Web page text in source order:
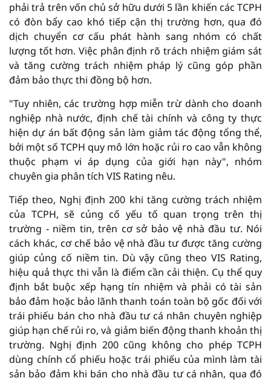
phải trả trên vốn chủ sở hữu dưới 5 lần khiến các TCPH
có đòn bẩy cao khó tiếp cận thị trường hơn, qua đó
dịch chuyển cơ cấu phát hành sang nhóm có chất
lượng tốt hơn. Việc phân định rõ trách nhiệm giám sát
và tăng cường trách nhiệm pháp lý cũng góp phần
đảm bảo thực thi đồng bộ hơn.
"Tuy nhiên, các trường hợp miễn trừ dành cho doanh
nghiệp nhà nước, định chế tài chính và công ty thực
hiện dự án bất động sản làm giảm tác động tổng thể,
bởi một số TCPH quy mô lớn hoặc rủi ro cao vẫn không
thuộc phạm vi áp dụng của giới hạn này", nhóm
chuyên gia phân tích VIS Rating nêu.
Tiếp theo, Nghị định 200 khi tăng cường trách nhiệm
của TCPH, sẽ củng cố yếu tố quan trọng trên thị
trường - niềm tin, trên cơ sở bảo vệ nhà đầu tư. Nói
cách khác, cơ chế bảo vệ nhà đầu tư được tăng cường
giúp củng cố niềm tin. Dù vậy cũng theo VIS Rating,
hiệu quả thực thi vẫn là điểm cần cải thiện. Cụ thể quy
định bắt buộc xếp hạng tín nhiệm và phải có tài sản
bảo đảm hoặc bảo lãnh thanh toán toàn bộ gốc đối với
trái phiếu bán cho nhà đầu tư cá nhân chuyên nghiệp
giúp hạn chế rủi ro, và giảm biến động thanh khoản thị
trường. Nghị định 200 cũng không cho phép TCPH
dùng chính cổ phiếu hoặc trái phiếu của mình làm tài
sản bảo đảm khi bán cho nhà đầu tư cá nhân, qua đó